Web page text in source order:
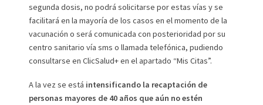
segunda dosis, no podrá solicitarse por estas vías y se
facilitará en la mayoría de los casos en el momento de la
vacunación o será comunicada con posterioridad por su
centro sanitario vía sms o llamada telefónica, pudiendo
consultarse en ClicSalud+ en el apartado “Mis Citas”.
A la vez se está intensificando la recaptación de
personas mayores de 40 años que aún no estén